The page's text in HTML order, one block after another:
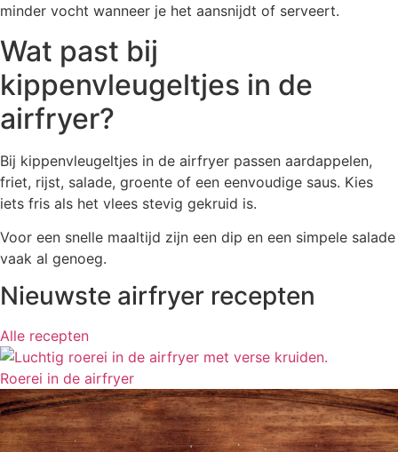
minder vocht wanneer je het aansnijdt of serveert.
Wat past bij
kippenvleugeltjes in de
airfryer?
Bij kippenvleugeltjes in de airfryer passen aardappelen,
friet, rijst, salade, groente of een eenvoudige saus. Kies
iets fris als het vlees stevig gekruid is.
Voor een snelle maaltijd zijn een dip en een simpele salade
vaak al genoeg.
Nieuwste airfryer recepten
Alle recepten
Roerei in de airfryer